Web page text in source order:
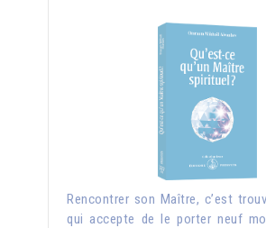
Rencontrer son Maître, c’est
qui accepte de le porter neuf